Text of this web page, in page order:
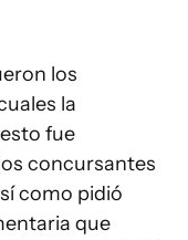
los
la
fue
concursantes
como pidió
que